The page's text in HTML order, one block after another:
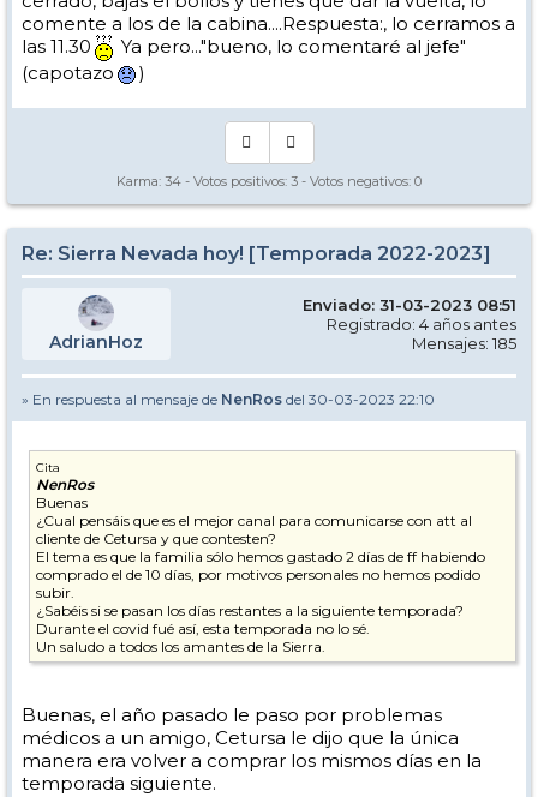
comente a los de la cabina....Respuesta:, lo cerramos a
las 11.30
Ya pero..."bueno, lo comentaré al jefe"
(capotazo
)
Karma: 34 - Votos positivos: 3 - Votos negativos: 0
Re: Sierra Nevada hoy! [Temporada 2022-2023]
AdrianHoz
Enviado: 31-03-2023 08:51
Registrado: 4 años antes
Mensajes: 185
» En respuesta al mensaje de NenRos del 30-03-2023 22:10
Cita
NenRos
Buenas
¿Cual pensáis que es el mejor canal para comunicarse con att al
cliente de Cetursa y que contesten?
El tema es que la familia sólo hemos gastado 2 días de ff habiendo
comprado el de 10 días, por motivos personales no hemos podido
subir.
¿Sabéis si se pasan los días restantes a la siguiente temporada?
Durante el covid fué así, esta temporada no lo sé.
Un saludo a todos los amantes de la Sierra.
Buenas, el año pasado le paso por problemas
médicos a un amigo, Cetursa le dijo que la única
manera era volver a comprar los mismos días en la
temporada siguiente.